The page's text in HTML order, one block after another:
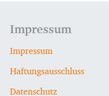
Impressum
Impressum
Haftungsausschluss
Datenschutz